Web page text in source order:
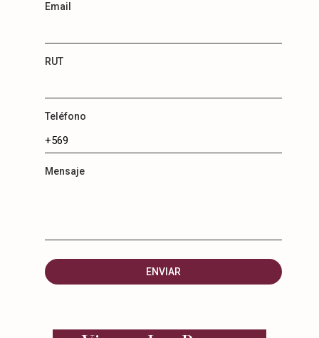
Email
RUT
Teléfono
Mensaje